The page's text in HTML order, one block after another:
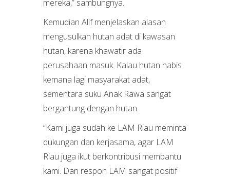
mereka,” sambungnya.
Kemudian Alif menjelaskan alasan
mengusulkan hutan adat di kawasan
hutan, karena khawatir ada
perusahaan masuk. Kalau hutan habis
kemana lagi masyarakat adat,
sementara suku Anak Rawa sangat
bergantung dengan hutan.
“Kami juga sudah ke LAM Riau meminta
dukungan dan kerjasama, agar LAM
Riau juga ikut berkontribusi membantu
kami. Dan respon LAM sangat positif